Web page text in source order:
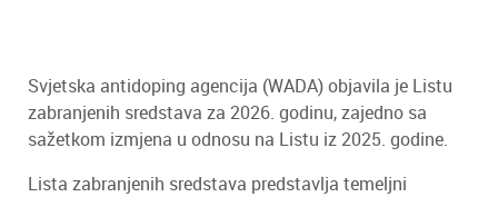
Svjetska antidoping agencija (WADA) objavila je Listu
zabranjenih sredstava za 2026. godinu, zajedno sa
sažetkom izmjena u odnosu na Listu iz 2025. godine.
Lista zabranjenih sredstava predstavlja temeljni